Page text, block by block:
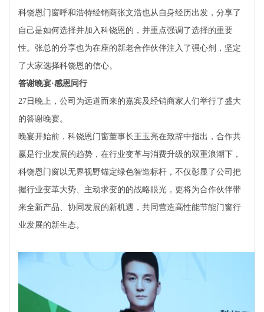
科饶恩门窗呼和浩特经销商张文浩也从自身经历出发，分享了
自己是如何选择并加入科饶恩的，并重点强调了选择的重要
性。张总的分享也为在座的新老合作伙伴注入了强心剂，坚定
了大家选择科饶恩的信心。
答谢晚宴·感恩同行
27日晚上，公司为远道而来的嘉宾及经销商家人们举行了盛大
的答谢晚宴。
晚宴开始前，科饶恩门窗董事长王玉亮在致辞中指出，合作共
赢是行业发展的趋势，在行业变革与消费升级的双重浪潮下，
科饶恩门窗以无界视野锚定绿色智造标杆，不仅彰显了公司把
握行业变革大势、主动求变的的战略眼光，更将为合作伙伴带
来全新产品、协同发展的新机遇，共同营造高性能节能门窗行
业发展的新生态。